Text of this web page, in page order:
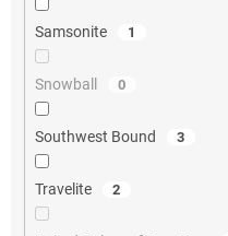
Samsonite 1
Snowball 0
Southwest Bound 3
Travelite 2